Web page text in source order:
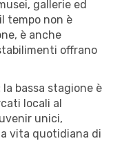
gallerie ed
tempo non è
è anche
offrano
la bassa stagione è
locali al
unici,
vita quotidiana di